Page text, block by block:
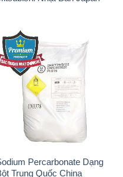
Sodium Percarbonate Dạng
Bột Trung Quốc China